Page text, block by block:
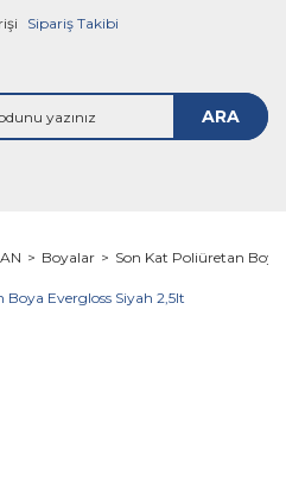
Sipariş Takibi
ARA
Boyalar Son Kat Poliüretan